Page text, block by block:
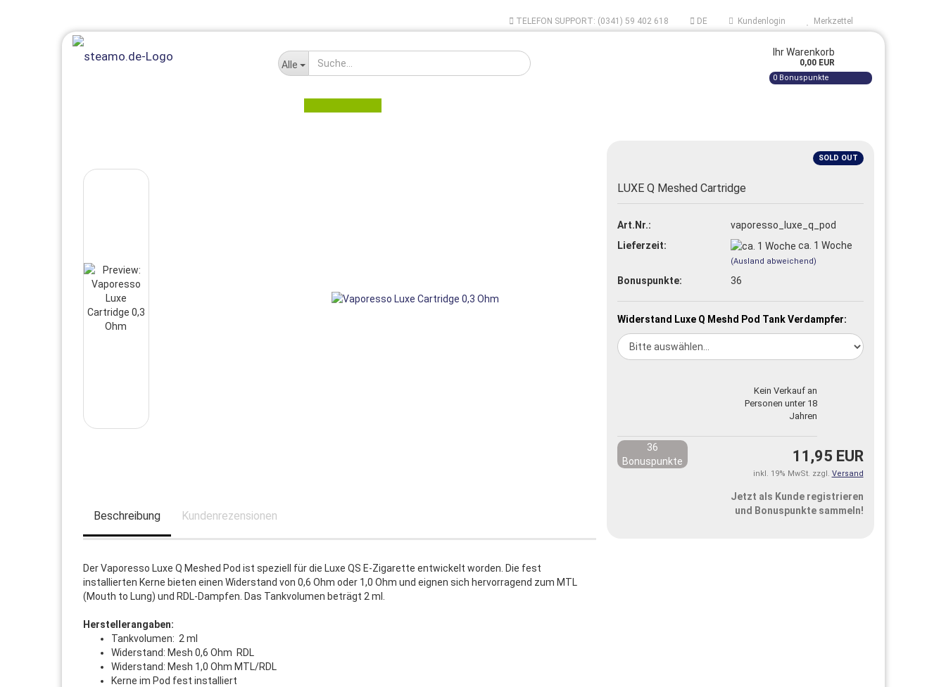
TELEFON SUPPORT: (0341) 59 402 618 DE Kundenlogin Merkzettel
Alle
Ihr Warenkorb
0,00 EUR
0 Bonuspunkte
SOLD OUT
LUXE Q Meshed Cartridge
Art.Nr.:
vaporesso_luxe_q_pod
Lieferzeit:
ca. 1 Woche
(Ausland abweichend)
Bonuspunkte: 36
Widerstand Luxe Q Meshd Pod Tank Verdampfer:
Kein Verkauf an
Personen unter 18
Jahren
11,95 EUR
inkl. 19% MwSt. zzgl. Versand
36
Bonuspunkte
Jetzt als Kunde registrieren
und Bonuspunkte sammeln!
Beschreibung Kundenrezensionen
Der Vaporesso Luxe Q Meshed Pod ist speziell für die Luxe QS E-Zigarette entwickelt worden. Die fest
installierten Kerne bieten einen Widerstand von 0,6 Ohm oder 1,0 Ohm und eignen sich hervorragend zum MTL
(Mouth to Lung) und RDL-Dampfen. Das Tankvolumen beträgt 2 ml.
Herstellerangaben:
Tankvolumen: 2 ml
Widerstand: Mesh 0,6 Ohm RDL
Widerstand: Mesh 1,0 Ohm MTL/RDL
Kerne im Pod fest installiert